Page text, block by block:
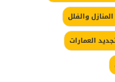
والفلل
العمارات